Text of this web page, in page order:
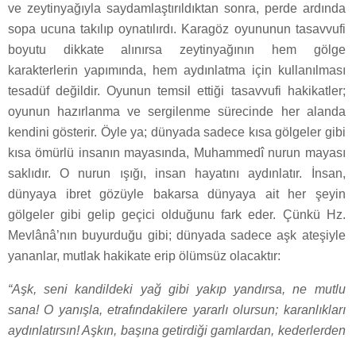
ve zeytinyağıyla saydamlaştırıldıktan sonra, perde ardında
sopa ucuna takılıp oynatılırdı. Karagöz oyununun tasavvufi
boyutu dikkate alınırsa zeytinyağının hem gölge
karakterlerin yapımında, hem aydınlatma için kullanılması
tesadüf değildir. Oyunun temsil ettiği tasavvufi hakikatler;
oyunun hazırlanma ve sergilenme sürecinde her alanda
kendini gösterir. Öyle ya; dünyada sadece kısa gölgeler gibi
kısa ömürlü insanın mayasında, Muhammedî nurun mayası
saklıdır. O nurun ışığı, insan hayatını aydınlatır. İnsan,
dünyaya ibret gözüyle bakarsa dünyaya ait her şeyin
gölgeler gibi gelip geçici olduğunu fark eder. Çünkü Hz.
Mevlânâ’nın buyurduğu gibi; dünyada sadece aşk ateşiyle
yananlar, mutlak hakikate erip ölümsüz olacaktır:
“Aşk, seni kandildeki yağ gibi yakıp yandırsa, ne mutlu
sana! O yanışla, etrafındakilere yararlı olursun; karanlıkları
aydınlatırsın! Aşkın, başına getirdiği gamlardan, kederlerden